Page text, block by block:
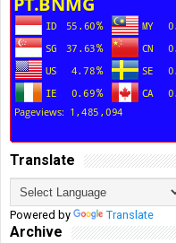
Translate
Powered by Translate
Archive